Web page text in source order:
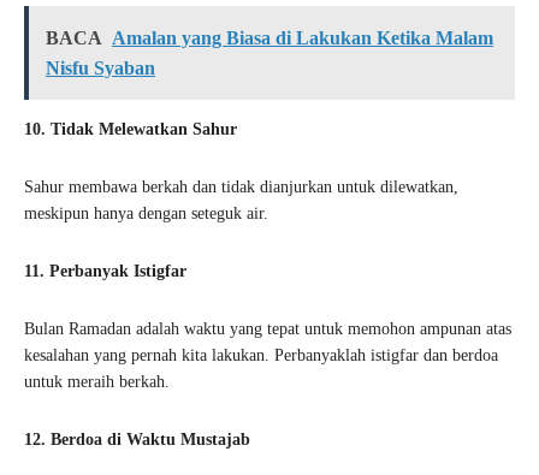
BACA Amalan yang Biasa di Lakukan Ketika Malam
Nisfu Syaban
10. Tidak Melewatkan Sahur
Sahur membawa berkah dan tidak dianjurkan untuk dilewatkan,
meskipun hanya dengan seteguk air.
11. Perbanyak Istigfar
Bulan Ramadan adalah waktu yang tepat untuk memohon ampunan atas
kesalahan yang pernah kita lakukan. Perbanyaklah istigfar dan berdoa
untuk meraih berkah.
12. Berdoa di Waktu Mustajab